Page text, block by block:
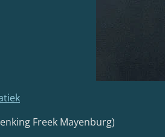
Freek Mayenburg)